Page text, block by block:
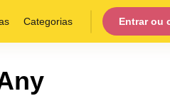
Categorias Entrar ou